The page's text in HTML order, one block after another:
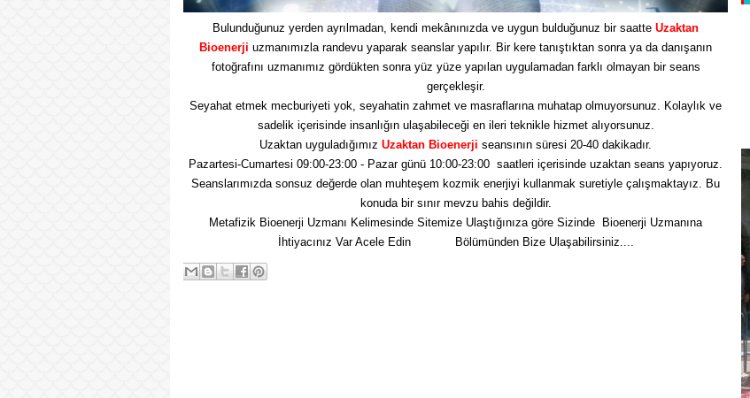
Bulunduğunuz yerden ayrılmadan, kendi mekânınızda ve uygun bulduğunuz bir saatte Uzaktan
Bioenerji uzmanımızla randevu yaparak seanslar yapılır. Bir kere tanıştıktan sonra ya da danışanın
fotoğrafını uzmanımız gördükten sonra yüz yüze yapılan uygulamadan farklı olmayan bir seans
gerçekleşir.
Seyahat etmek mecburiyeti yok, seyahatin zahmet ve masraflarına muhatap olmuyorsunuz. Kolaylık ve
sadelik içerisinde insanlığın ulaşabileceği en ileri teknikle hizmet alıyorsunuz.
Uzaktan uyguladığımız Uzaktan Bioenerji seansının süresi 20-40 dakikadır.
Pazartesi-Cumartesi 09:00-23:00 - Pazar günü 10:00-23:00 saatleri içerisinde uzaktan seans yapıyoruz.
Seanslarımızda sonsuz değerde olan muhteşem kozmik enerjiyi kullanmak suretiyle çalışmaktayız. Bu
konuda bir sınır mevzu bahis değildir.
Metafizik Bioenerji Uzmanı Kelimesinde Sitemize Ulaştığınıza göre Sizinde Bioenerji Uzmanına
İhtiyacınız Var Acele Edin
Bölümünden Bize Ulaşabilirsiniz....